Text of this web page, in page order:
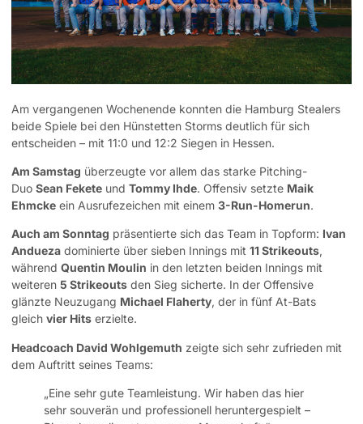
Am vergangenen Wochenende konnten die Hamburg Stealers
beide Spiele bei den Hünstetten Storms deutlich für sich
entscheiden – mit 11:0 und 12:2 Siegen in Hessen.
Am Samstag überzeugte vor allem das starke Pitching-
Duo Sean Fekete und Tommy Ihde. Offensiv setzte Maik
Ehmcke ein Ausrufezeichen mit einem 3-Run-Homerun.
Auch am Sonntag präsentierte sich das Team in Topform: Ivan
Andueza dominierte über sieben Innings mit 11 Strikeouts,
während Quentin Moulin in den letzten beiden Innings mit
weiteren 5 Strikeouts den Sieg sicherte. In der Offensive
glänzte Neuzugang Michael Flaherty, der in fünf At-Bats
gleich vier Hits erzielte.
Headcoach David Wohlgemuth zeigte sich sehr zufrieden mit
dem Auftritt seines Teams:
„Eine sehr gute Teamleistung. Wir haben das hier
sehr souverän und professionell heruntergespielt –